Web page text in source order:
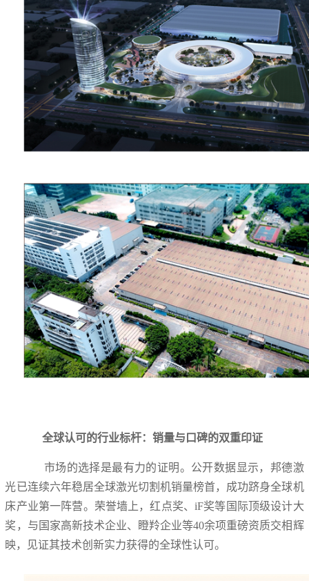
全球认可的行业标杆：销量与口碑的双重印证
市场的选择是最有力的证明。公开数据显示，邦德激
光已连续六年稳居全球激光切割机销量榜首，成功跻身全球机
床产业第一阵营。荣誉墙上，红点奖、iF奖等国际顶级设计大
奖，与国家高新技术企业、瞪羚企业等40余项重磅资质交相辉
映，见证其技术创新实力获得的全球性认可。